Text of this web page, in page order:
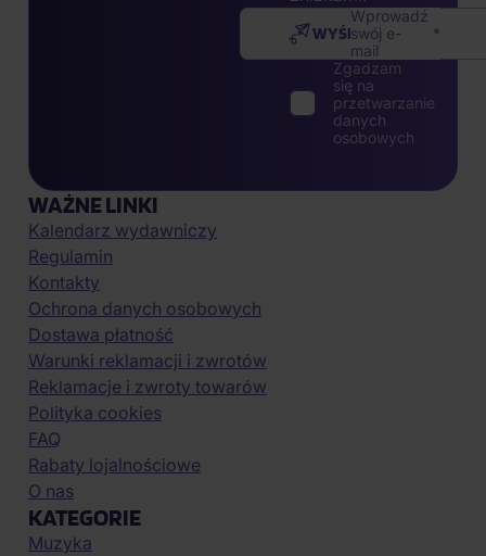
Wprowadź
swój e-
mail
WYŚLIJ
Zgadzam
się na
przetwarzanie
danych
osobowych
WAŻNE LINKI
Kalendarz wydawniczy
Regulamin
Kontakty
Ochrona danych osobowych
Dostawa płatność
Warunki reklamacji i zwrotów
Reklamacje i zwroty towarów
Polityka cookies
FAQ
Rabaty lojalnościowe
O nas
KATEGORIE
Muzyka